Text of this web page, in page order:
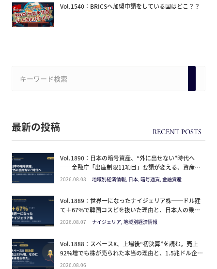
Vol.1540：BRICSへ加盟申請をしている国はどこ？？
最新の投稿
Vol.1890：日本の暗号資産、“外に出せない”時代へ
──金融庁「出庫制限11項目」要請が変える、資産防
衛のタイムライン
2026.08.08 地域別経済情報, 日本, 暗号通貨, 金融資産
Vol.1889：世界一になったナイジェリア株──ドル建
て＋67%で韓国コスピを抜いた理由と、日本人の乗り
方
2026.08.07 ナイジェリア, 地域別経済情報
Vol.1888：スペースX、上場後“初決算”を読む。売上
92%増でも株が売られた本当の理由と、1.5兆ドル企業
の買い方。
2026.08.06